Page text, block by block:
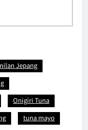
Jepang
Onigiri Tuna
tuna mayo